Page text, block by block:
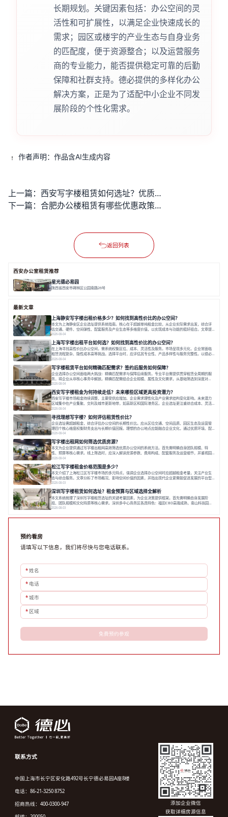
长期规划。关键因素包括：办公空间的灵
活性和可扩展性，以满足企业快速成长的
需求；园区或楼宇的产业生态与自身业务
的匹配度，便于资源整合；以及运营服务
商的专业能力，能否提供稳定可靠的后勤
保障和社群支持。德必提供的多样化办公
解决方案，正是为了适配中小企业不同发
展阶段的个性化需求。
作者声明：作品含AI生成内容
上一篇：
西安写字楼租赁如何选址？优质办公空间哪里找？
下一篇：
合肥办公楼租赁有哪些优惠政策？
返回列表
西安办公室租赁推荐
星光德必易园
陕西省西安市碑林区公园南路26号
最新文章
上海静安写字楼出租价格多少？如何找到高性价比的办公空间？
本文为上海静安区企业选址提供系统指南。核心在于超越单纯租金比较，从企业实际需求出发，综合评
估交通、硬件、空间弹性、配套服务及产业生态等多维度价值，以实现成本与功能的挺好组合。文章提
出打破固定工位思维，采用精装灵活空间与共享配套以提升性价比，并通过不同规模企业的实际案例加
以说明。之后指出，专业运营服务商提供的稳定环境、社群活动与产业集聚等增值服务，是很大化空间
价值、助力企业成长的关键。对于许多在
2026-08-04
上海写字楼出租平台如何选？如何找到高性价比的办公空间？
在上海寻找高性价比办公空间，需系统权衡区位、成本、灵活性及服务。市场呈现多元化，企业常面临
租赁流程复杂、隐性成本高等挑战。选择平台时，应评估其专业性、产品多样性与服务完整性。以德必
为例，其提供从空间到生态的解决方案，通过特色园区、灵活产品和丰富配套，满足不同企业需求。企
业应明确自身需求，实地考察，选择能支持长期发展、提升竞争力的办公空间。在上海寻找合适的办公
空间，对于企业行政负责人、中小企业主
2026-08-04
写字楼租赁平台如何精确匹配需求？签约后服务如何保障？
企业选择办公空间面临两大挑战：精确匹配需求与保障后续服务。专业平台需提供贯穿租赁全周期的服
务，将企业从非核心事务中解放。精确匹配需结合企业规模、属性及文化需求，从基础筛选到深度对
接；签约后则需构建覆盖硬件运维、共享配套及专业物业的全周期保障体系。德必集团通过标准化服务
与个性化运营结合，以全国布局和产业生态圈为企业提供稳定支持，体现了从信息撮合到深度服务的能
力转变。在为企业寻找办公空间的过程中，
2026-08-04
西安写字楼租金为何持续走低？未来哪些区域更具投资潜力？
西安写字楼市场租金持续调整，主要受供应增加、企业需求理性化及产业需求结构变化影响。未来潜力
区域集中在产业集聚、交利及城市更新地带，如高新区和国际港务区。企业选址更注重综合成本、灵活
性与员工体验，倾向于提供全包式服务的办公空间。专业运营方通过空间优化与社群服务，助力企业成
长，推动市场向多元化、高性价比方向发展。近年来，西安写字楼市场呈现出租金持续调整的态势，这
一现象引发了的广泛关注。作为西部重要
2026-08-04
寻找理想写字楼？如何评估租赁性价比？
企业选址需超越租金，综合评估办公空间的长期性价比。应从区位交通、空间品质、园区生态及运营管
理四个核心维度权衡财务支出与长期价值回报。理想的办公地点应能融合企业文化，通过优质环境、配
套服务及社群资源赋能业务增长，实现成本与价值的平衡。对于许多正在成长或寻求稳定发展的企业而
言，寻找一处合适的办公空间是一项至关重要的决策。这不仅关系到团队的日常工作效率与协作氛围，
更直接影响着企业的品牌形象、运营成本
2026-08-04
写字楼出租网如何筛选优质房源？
本文为企业提供通过写字楼出租网高效筛选优质办公空间的系统方法。首先需明确自身团队规模、特
性、预算等核心需求。线上筛选时，应深入解读房源参数、费用构成、配套服务及运营细节，并重视园
区产业生态与交通区位价值。同时，需考察运营方的品牌背景与持续服务能力。完成线上初选后，必须
进行线下实地验证，核对空间实景、测试设施、感受园区氛围并确认合同条款，从而做出精确决策。在
数字化时代，写字楼出租网已成为企业寻找
2026-08-04
松江写字楼租金价格范围是多少？
本文介绍了上海松江区写字楼市场的多元特点，强调企业选择办公空间时应超越租金考量，关注产业生
态与综合服务。文章分析了市场概况、影响空间价值的因素，并指出现代企业更需能促进发展的平台型
空间。之后，以德必集团为例，说明运营方如何通过构建服务生态助力企业成长，建议企业系统评估需
求与长期价值，选择匹配的发展载体。对于许多寻求在上海松江区设立或扩展办公空间的企业而言，了
解该区域的写字楼市场概况是决策的首先
2026-08-03
深圳写字楼租赁如何选址？租金预算与区域选择全解析
本文系统梳理了深圳写字楼租赁选址的关键考量因素，为企业决策提供框架。首先需明确自身发展阶
段、团队规模和文化特质等核心需求。深圳多中心商务区各具特色：福田CBD高端成熟，南山科技园创
新活力强，前海具政策优势。除传统写字楼外，创意产业园注重生态与社群，适合文创、科技类企业。
款。选址是综合性战略决策，旨在让办公
2026-08-03
预约看房
请填写以下信息，我们将尽快与您电话联系。
*姓名
* 电话
*城市
* 区域
免费预约参观
联系方式
中国上海市长宁区安化路492号长宁德必易园A座8楼
电话：86-21-3250 8752
招商热线：400-0300-947
添加企业微信
获取详细房源信息